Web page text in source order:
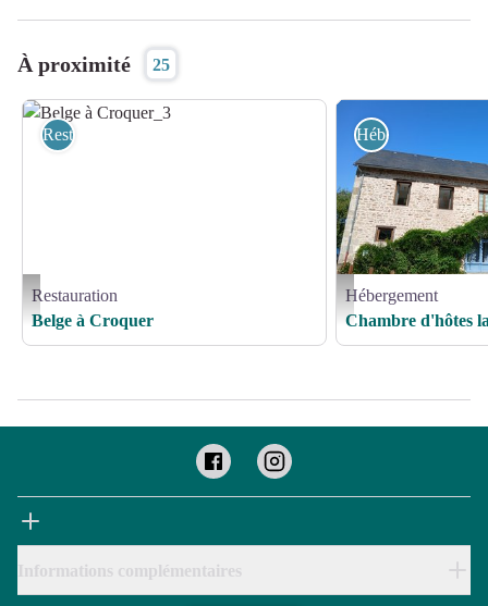
À proximité 25
Belge à Croquer_3 - © 2017 - Laurence MASSART
Restauration
Restauration
Belge à Croquer
1000035286 - © Elvira
Hébergement
Hébergement
Chambre d'hôtes
Informations complémentaires